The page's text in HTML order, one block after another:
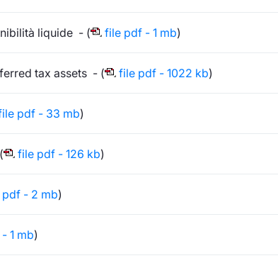
liquide - ( file pdf - 1 mb)
tax assets - ( file pdf - 1022 kb)
pdf - 33 mb)
file pdf - 126 kb)
- 2 mb)
1 mb)